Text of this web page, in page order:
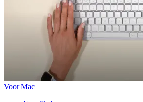
Voor Mac